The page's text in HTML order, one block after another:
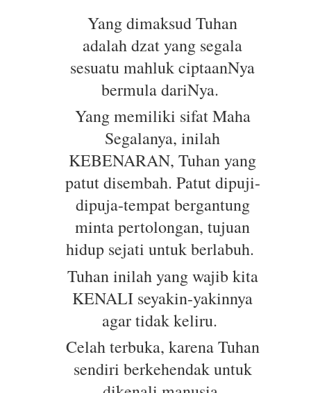
Membebaskan Diri Sejatimu
Kalo Jiwa Pengennya Mengalami
Diri Sejati, Logika Mau Gimana?
Cara Brutal Mencari Ketenangan di
Dunia yang Gak Kenal Ampun
Arcturian dan Archangel Raziel -
STOP! Apakah Sobat Siap
Mengalami Energi yang Tidak
Pernah Sobat Rasakan
Seri Diri Sejati : Matrix Ilusi Bumi -
Yang dimaksud Tuhan
adalah dzat yang segala
sesuatu mahluk ciptaanNya
bermula dariNya.
Yang memiliki sifat Maha
Segalanya, inilah
KEBENARAN, Tuhan yang
patut disembah. Patut dipuji-
dipuja-tempat bergantung
minta pertolongan, tujuan
hidup sejati untuk berlabuh.
Tuhan inilah yang wajib kita
KENALI seyakin-yakinnya
agar tidak keliru.
Celah terbuka, karena Tuhan
sendiri berkehendak untuk